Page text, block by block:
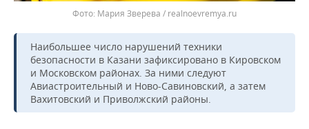
Мария Зверева / realnoevremya.ru
Наибольшее число нарушений техники
безопасности в Казани зафиксировано в Кировском
и Московском районах. За ними следуют
Авиастроительный и Ново-Савиновский, а затем
Вахитовский и Приволжский районы.